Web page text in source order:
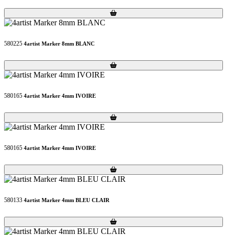
Loading...
Loading...
580225 4artist Marker 8mm BLANC
Loading...
Loading...
580165 4artist Marker 4mm IVOIRE
Loading...
Loading...
580165 4artist Marker 4mm IVOIRE
Loading...
Loading...
580133 4artist Marker 4mm BLEU CLAIR
Loading...
Loading...